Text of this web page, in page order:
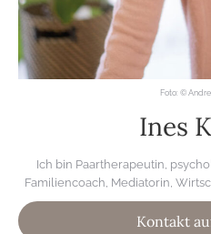
Foto: ©
Ines
Ich bin Paartherapeutin,
Familiencoach, Mediatorin,
Kontakt